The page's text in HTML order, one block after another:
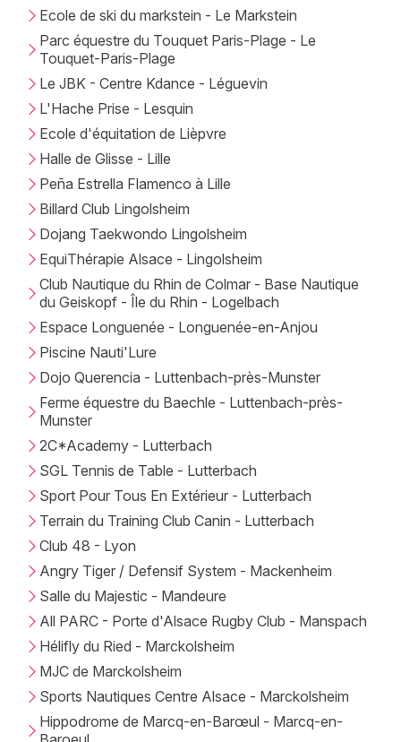
Ecole de ski du markstein - Le Markstein
Parc équestre du Touquet Paris-Plage - Le
Touquet-Paris-Plage
Le JBK - Centre Kdance - Léguevin
L'Hache Prise - Lesquin
Ecole d'équitation de Lièpvre
Halle de Glisse - Lille
Peña Estrella Flamenco à Lille
Billard Club Lingolsheim
Dojang Taekwondo Lingolsheim
EquiThérapie Alsace - Lingolsheim
Club Nautique du Rhin de Colmar - Base Nautique
du Geiskopf - Île du Rhin - Logelbach
Espace Longuenée - Longuenée-en-Anjou
Piscine Nauti'Lure
Dojo Querencia - Luttenbach-près-Munster
Ferme équestre du Baechle - Luttenbach-près-
Munster
2C*Academy - Lutterbach
SGL Tennis de Table - Lutterbach
Sport Pour Tous En Extérieur - Lutterbach
Terrain du Training Club Canin - Lutterbach
Club 48 - Lyon
Angry Tiger / Defensif System - Mackenheim
Salle du Majestic - Mandeure
All PARC - Porte d'Alsace Rugby Club - Manspach
Hélifly du Ried - Marckolsheim
MJC de Marckolsheim
Sports Nautiques Centre Alsace - Marckolsheim
Hippodrome de Marcq-en-Barœul - Marcq-en-